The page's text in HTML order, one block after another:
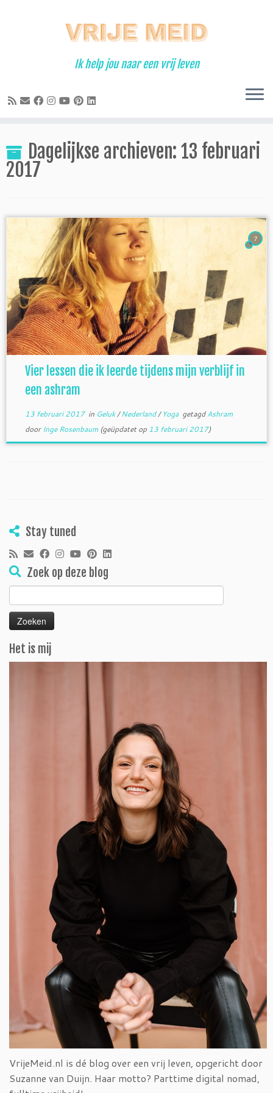
Ik help jou naar een vrij leven
Dagelijkse archieven: 13 februari
2017
7
Vier lessen die ik leerde tijdens mijn verblijf in
een ashram
13 februari 2017in Geluk/Nederland/ Yoga getagdAshram
door Inge Rosenbaum(geüpdatet op 13 februari 2017)
Stay tuned
Zoek op deze blog
Zoeken
naar:
Het is mij
VrijeMeid.nl is dé blog over een vrij leven, opgericht door
Suzanne van Duijn. Haar motto? Parttime digital nomad,